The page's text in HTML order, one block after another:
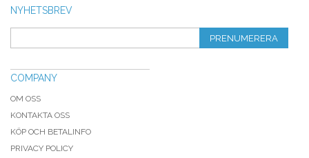
NYHETSBREV
PRENUMERERA
COMPANY
OM OSS
KONTAKTA OSS
KÖP OCH BETALINFO
PRIVACY POLICY